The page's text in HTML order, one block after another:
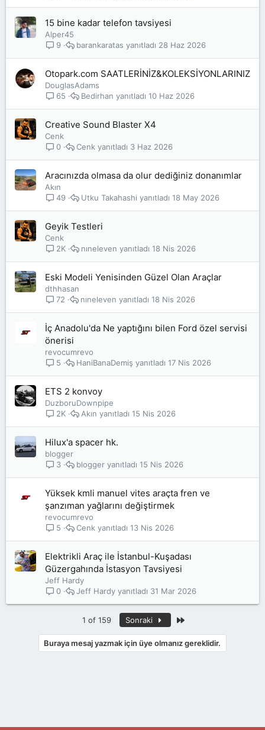
15 bine kadar telefon tavsiyesi
Alper45
9
28 Haz 2026
barankaratas
Otopark.com SAATLERİNİZ&KOLEKSİYONLARINIZ
DouglasAdams
65
10 Haz 2026
Bedirhan
Creative Sound Blaster X4
Cenk
0
3 Haz 2026
Cenk
Aracınızda olmasa da olur dediğiniz donanımlar
Akın
49
18 May 2026
Utku Takahashi
Geyik Testleri
Cenk
2K
18 Nis 2026
nıneleven
Eski Modeli Yenisinden Güzel Olan Araçlar
dthhasan
72
18 Nis 2026
nıneleven
İç Anadolu'da Ne yaptığını bilen Ford özel servisi
önerisi
revocumrevo
5
17 Nis 2026
HaniBanaDemiş
ETS 2 konvoy
DuzboruDownpipe
2K
15 Nis 2026
Akın
Hilux'a spacer hk.
blogger
3
15 Nis 2026
blogger
Yüksek kmli manuel vites araçta fren ve
şanzıman yağlarını değiştirmek
revocumrevo
5
13 Nis 2026
Cenk
Elektrikli Araç ile İstanbul-Kuşadası
Güzergahında İstasyon Tavsiyesi
Jeff Hardy
0
31 Mar 2026
Jeff Hardy
1 of 159 Sonraki
Buraya mesaj yazmak için üye olmanız gereklidir.